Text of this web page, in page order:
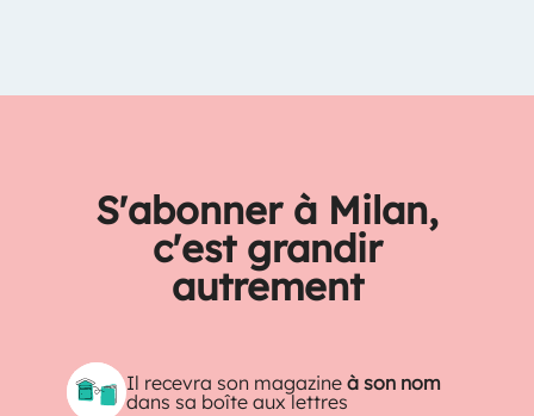
S'abonner à Milan,
c'est grandir
autrement
Il recevra son magazineà son nom
dans sa boîte aux lettres